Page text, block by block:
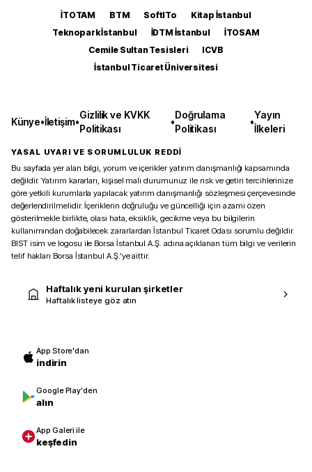
İTOTAM BTM SoftITo
Kitap İstanbul
Teknopark İstanbul
İDTM İstanbul
İTOSAM
Cemile Sultan Tesisleri
ICVB
İstanbul Ticaret Üniversitesi
Künye•İletişim•
Gizlilik ve KVKK
Politikası
•
Doğrulama
Politikası
•
Yayın
İlkeleri
YASAL UYARI VE SORUMLULUK REDDİ
Bu sayfada yer alan bilgi, yorum ve içerikler yatırım danışmanlığı kapsamında
değildir. Yatırım kararları, kişisel mali durumunuz ile risk ve getiri tercihlerinize
göre yetkili kurumlarla yapılacak yatırım danışmanlığı sözleşmesi çerçevesinde
değerlendirilmelidir. İçeriklerin doğruluğu ve güncelliği için azami özen
gösterilmekle birlikte, olası hata, eksiklik, gecikme veya bu bilgilerin
kullanımından doğabilecek zararlardan İstanbul Ticaret Odası sorumlu değildir.
BIST isim ve logosu ile Borsa İstanbul A.Ş. adına açıklanan tüm bilgi ve verilerin
telif hakları Borsa İstanbul A.Ş.’ye aittir.
Haftalık yeni kurulan şirketler
Haftalık listeye göz atın
App Store'dan
indirin
Google Play'den
alın
App Galeri ile
keşfedin